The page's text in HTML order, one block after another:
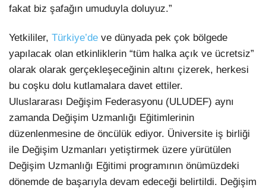
fakat biz şafağın umuduyla doluyuz.”
Yetkililer, Türkiye’de ve dünyada pek çok bölgede
yapılacak olan etkinliklerin “tüm halka açık ve ücretsiz”
olarak olarak gerçekleşeceğinin altını çizerek, herkesi
bu coşku dolu kutlamalara davet ettiler.
Uluslararası Değişim Federasyonu (ULUDEF) aynı
zamanda Değişim Uzmanlığı Eğitimlerinin
düzenlenmesine de öncülük ediyor. Üniversite iş birliği
ile Değişim Uzmanları yetiştirmek üzere yürütülen
Değişim Uzmanlığı Eğitimi programının önümüzdeki
dönemde de başarıyla devam edeceği belirtildi. Değişim